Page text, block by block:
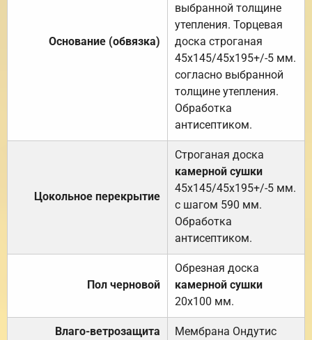
Основание (обвязка)
выбранной толщине
утепления. Торцевая
доска строганая
45х145/45х195+/-5 мм.
согласно выбранной
толщине утепления.
Обработка
антисептиком.
Цокольное перекрытие
Строганая доска
камерной сушки
45х145/45х195+/-5 мм.
с шагом 590 мм.
Обработка
антисептиком.
Пол черновой
Обрезная доска
камерной сушки
20х100 мм.
Влаго-ветрозащита
Мембрана Ондутис